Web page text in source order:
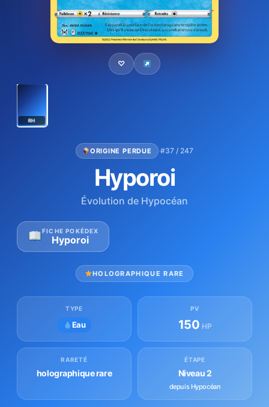
♡
RH
ORIGINE PERDUE ·#37 / 247
Hyporoi
Évolution de Hypocéan
FICHE POKÉDEX
Hyporoi
HOLOGRAPHIQUE RARE
TYPE
Eau
PV
150 HP
RARETÉ
holographique rare
ÉTAPE
Niveau 2
depuis Hypocéan